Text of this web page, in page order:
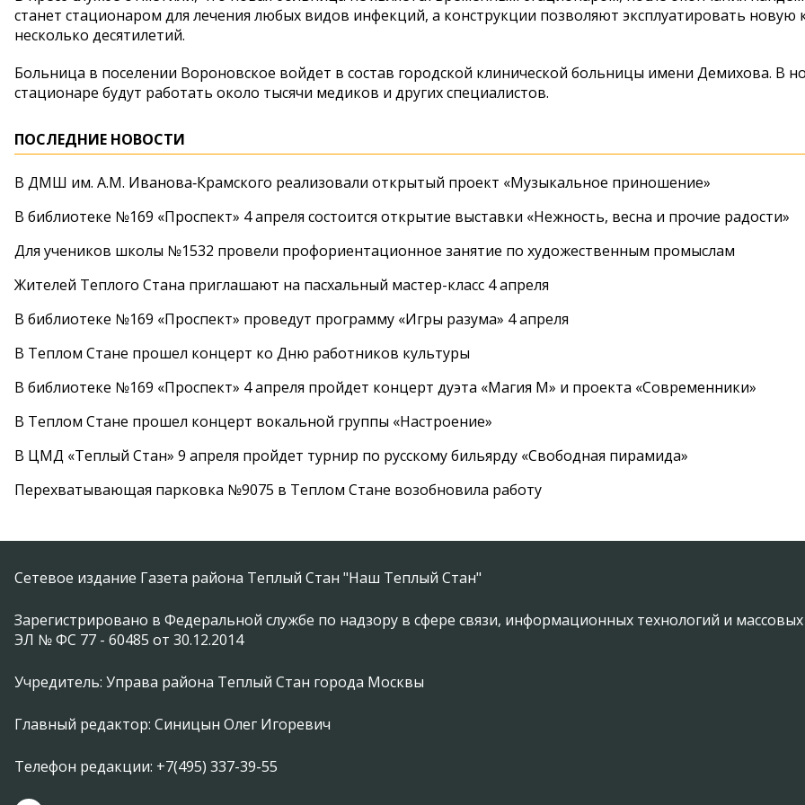
станет стационаром для лечения любых видов инфекций, а конструкции позволяют эксплуатировать новую
несколько десятилетий.
Больница в поселении Вороновское войдет в состав городской клинической больницы имени Демихова. В
стационаре будут работать около тысячи медиков и других специалистов.
ПОСЛЕДНИЕ НОВОСТИ
В ДМШ им. А.М. Иванова‑Крамского реализовали открытый проект «Музыкальное приношение»
В библиотеке №169 «Проспект» 4 апреля состоится открытие выставки «Нежность, весна и прочие радости»
Для учеников школы №1532 провели профориентационное занятие по художественным промыслам
Жителей Теплого Стана приглашают на пасхальный мастер-класс 4 апреля
В библиотеке №169 «Проспект» проведут программу «Игры разума» 4 апреля
В Теплом Стане прошел концерт ко Дню работников культуры
В библиотеке №169 «Проспект» 4 апреля пройдет концерт дуэта «Магия М» и проекта «Современники»
В Теплом Стане прошел концерт вокальной группы «Настроение»
В ЦМД «Теплый Стан» 9 апреля пройдет турнир по русскому бильярду «Свободная пирамида»
Перехватывающая парковка №9075 в Теплом Стане возобновила работу
Сетевое издание Газета района Теплый Стан "Наш Теплый Стан"
Зарегистрировано в Федеральной службе по надзору в сфере связи, информационных технологий и
ЭЛ № ФС 77 - 60485 от 30.12.2014
Учредитель: Управа района Теплый Стан города Москвы
Главный редактор: Синицын Олег Игоревич
Телефон редакции: +7(495) 337-39-55